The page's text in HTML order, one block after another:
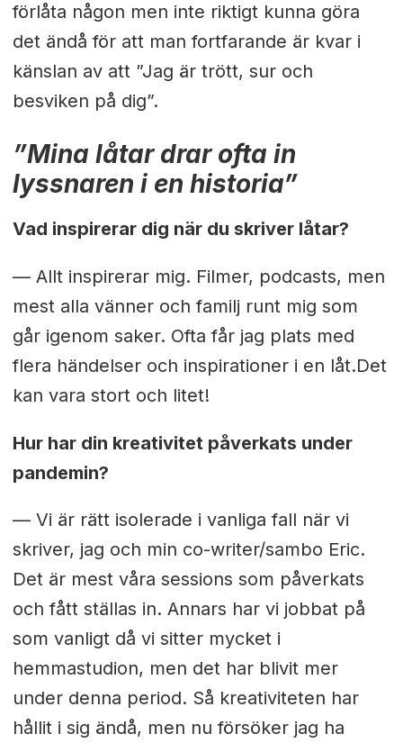
förlåta någon men inte riktigt kunna göra
det ändå för att man fortfarande är kvar i
känslan av att ”Jag är trött, sur och
besviken på dig”.
”Mina låtar drar ofta in
lyssnaren i en historia”
Vad inspirerar dig när du skriver låtar?
— Allt inspirerar mig. Filmer, podcasts, men
mest alla vänner och familj runt mig som
går igenom saker. Ofta får jag plats med
flera händelser och inspirationer i en låt.Det
kan vara stort och litet!
Hur har din kreativitet påverkats under
pandemin?
— Vi är rätt isolerade i vanliga fall när vi
skriver, jag och min co-writer/sambo Eric.
Det är mest våra sessions som påverkats
och fått ställas in. Annars har vi jobbat på
som vanligt då vi sitter mycket i
hemmastudion, men det har blivit mer
under denna period. Så kreativiteten har
hållit i sig ändå, men nu försöker jag ha